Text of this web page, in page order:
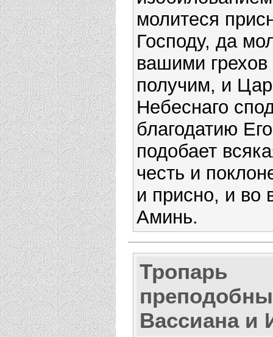
молитеся
Господу, да
вашими
получим, и
Небеснаго
благодатию
подобает
честь и
и присно, и во
Аминь.
Тропарь
Вассиана и